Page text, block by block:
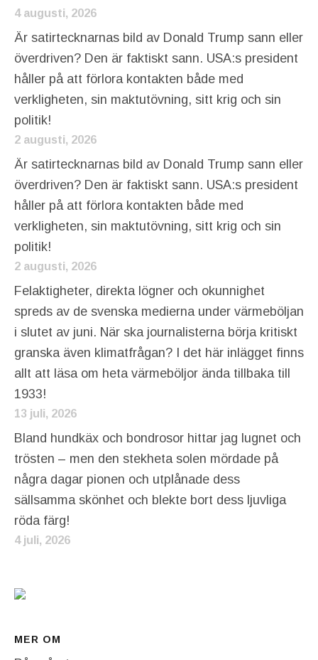
4 augusti, 2026
Är satirtecknarnas bild av Donald Trump sann eller
överdriven? Den är faktiskt sann. USA:s president
håller på att förlora kontakten både med
verkligheten, sin maktutövning, sitt krig och sin
politik!
2 augusti, 2026
Är satirtecknarnas bild av Donald Trump sann eller
överdriven? Den är faktiskt sann. USA:s president
håller på att förlora kontakten både med
verkligheten, sin maktutövning, sitt krig och sin
politik!
2 augusti, 2026
Felaktigheter, direkta lögner och okunnighet
spreds av de svenska medierna under värmeböljan
i slutet av juni. När ska journalisterna börja kritiskt
granska även klimatfrågan? I det här inlägget finns
allt att läsa om heta värmeböljor ända tillbaka till
1933!
13 juli, 2026
Bland hundkäx och bondrosor hittar jag lugnet och
trösten – men den stekheta solen mördade på
några dagar pionen och utplånade dess
sällsamma skönhet och blekte bort dess ljuvliga
röda färg!
4 juli, 2026
MER OM